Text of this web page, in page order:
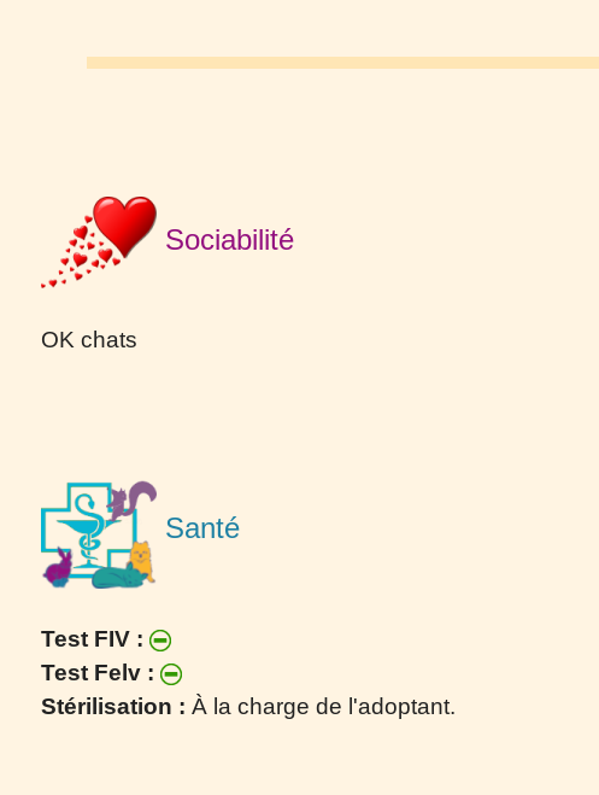
Sociabilité
OK chats
Santé
Test FIV :
Test Felv :
Stérilisation : À la charge de l'adoptant.